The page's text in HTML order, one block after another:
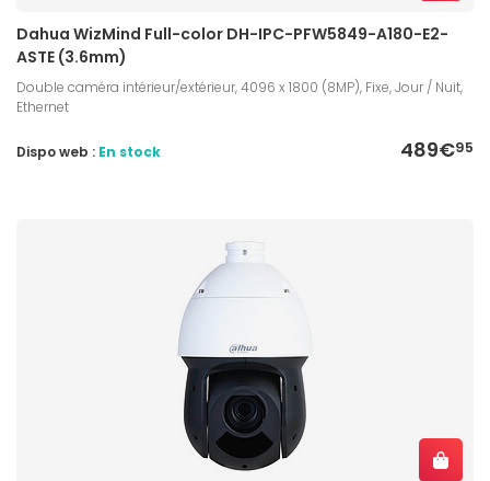
Dahua WizMind Full-color DH-IPC-PFW5849-A180-E2-
ASTE (3.6mm)
Double caméra intérieur/extérieur, 4096 x 1800 (8MP), Fixe, Jour / Nuit,
Ethernet
489€95
Dispo web : En stock